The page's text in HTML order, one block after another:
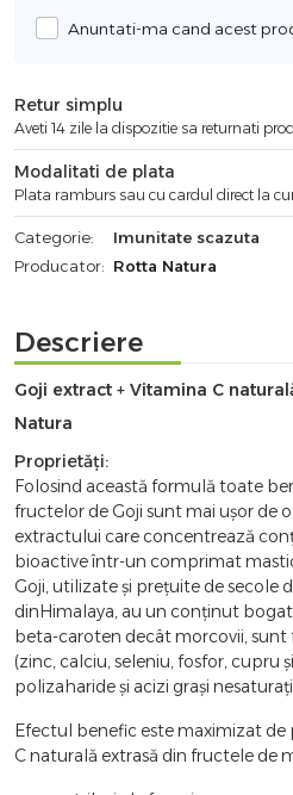
Anuntati-ma cand acest
Retur simplu
Aveti 14 zile la dispozitie sa returnati
Modalitati de plata
Plata ramburs sau cu cardul direct la
Categorie:
Imunitate scazuta
Producator: Rotta Natura
Descriere
Goji extract + Vitamina C
Natura
Proprietăți:
Folosind această formulă toate
fructelor de Goji sunt mai ușor de
extractului care concentrează
bioactive într-un comprimat
Goji, utilizate și prețuite de secole
dinHimalaya, au un conținut
beta-caroten decât morcovii,
(zinc, calciu, seleniu, fosfor, cupru
polizaharide și acizi grași
Efectul benefic este maximizat de
C naturală extrasă din fructele de